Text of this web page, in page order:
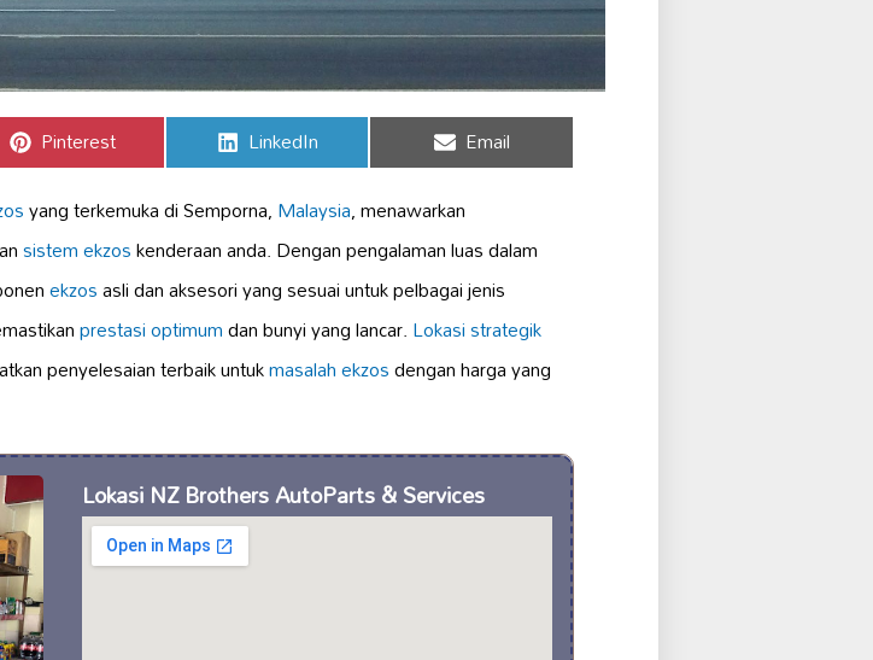
Share
on
Pinterest Share
on
LinkedIn Share
on
Email
yang terkemuka di Semporna,Malaysia, menawarkan
sistem ekzoskenderaan anda. Dengan pengalaman luas dalam
ekzosasli dan aksesori yang sesuai untuk pelbagai jenis
prestasi optimumdan bunyi yang lancar.Lokasi strategik
penyelesaian terbaik untukmasalah ekzosdengan harga yang
Lokasi NZ Brothers AutoParts & Services